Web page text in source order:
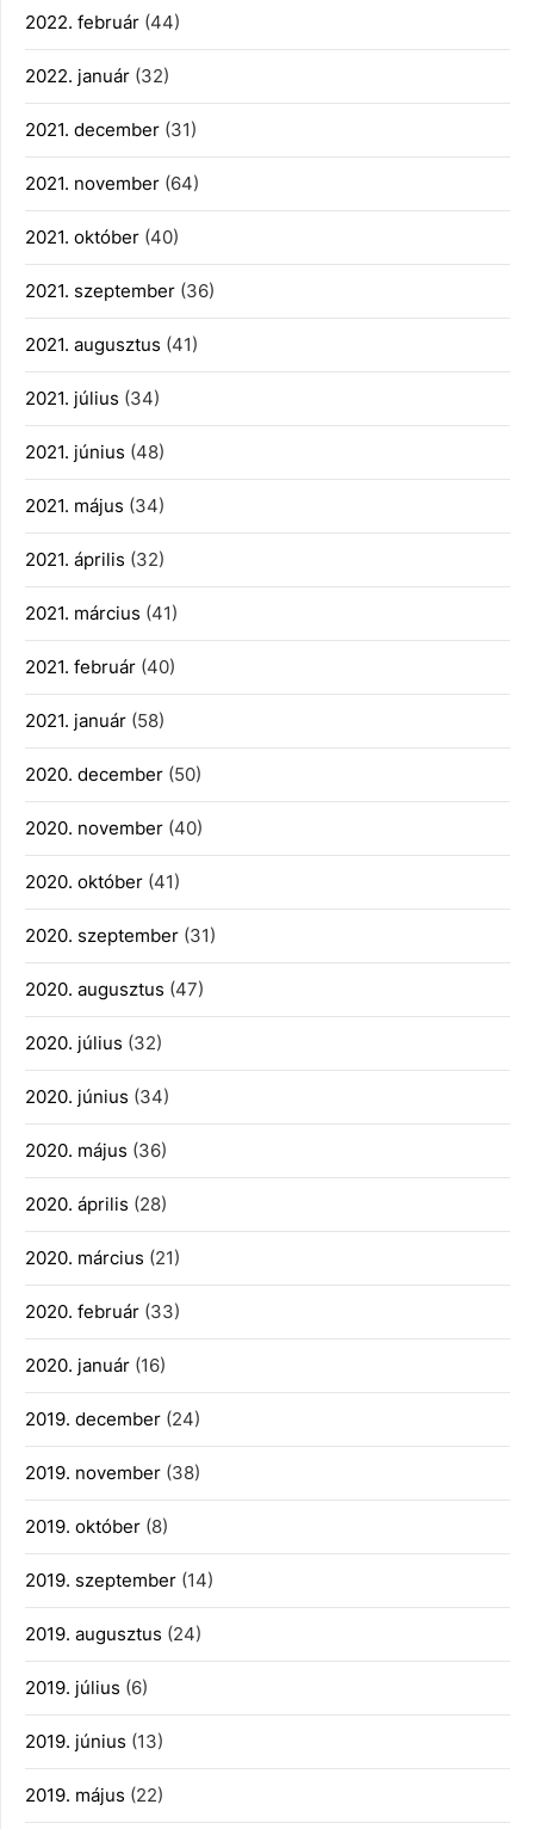
2022. február (44)
2022. január (32)
2021. december (31)
2021. november (64)
2021. október (40)
2021. szeptember (36)
2021. augusztus (41)
2021. július (34)
2021. június (48)
2021. május (34)
2021. április (32)
2021. március (41)
2021. február (40)
2021. január (58)
2020. december (50)
2020. november (40)
2020. október (41)
2020. szeptember (31)
2020. augusztus (47)
2020. július (32)
2020. június (34)
2020. május (36)
2020. április (28)
2020. március (21)
2020. február (33)
2020. január (16)
2019. december (24)
2019. november (38)
2019. október (8)
2019. szeptember (14)
2019. augusztus (24)
2019. július (6)
2019. június (13)
2019. május (22)